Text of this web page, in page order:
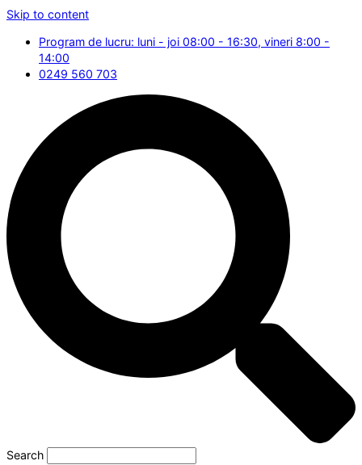
Skip to content
Program de lucru: luni - joi 08:00 - 16:30, vineri 8:00 -
14:00
0249 560 703
Search